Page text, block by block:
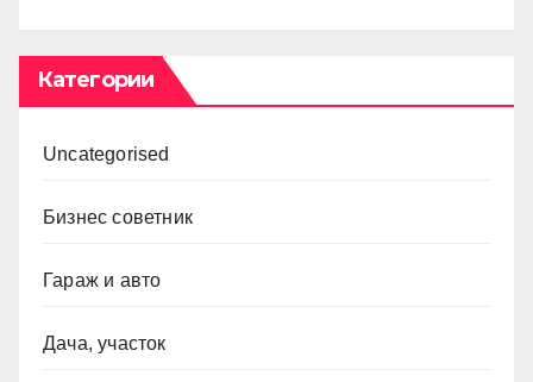
Категории
Uncategorised
Бизнес советник
Гараж и авто
Дача, участок